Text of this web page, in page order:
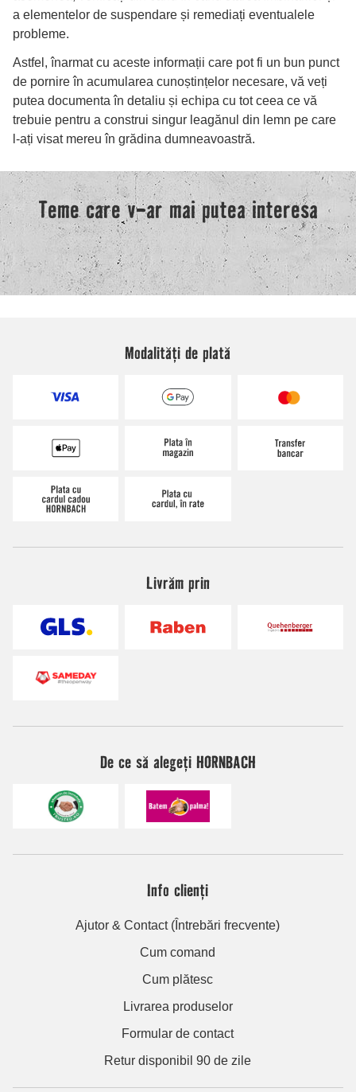
Modalități de plată
Livrăm prin
De ce să alegeți HORNBACH
Info clienți
Ajutor & Contact (Întrebări frecvente)
Cum comand
Cum plătesc
Livrarea produselor
Formular de contact
Retur disponibil 90 de zile